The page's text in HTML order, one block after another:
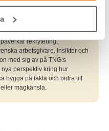
hon ett specialistteam inom
svenska och internationella
hur AI, digitalisering
rekrytering,
arbetsgivare. Insikter och
med sig av på TNG:s
perspektiv kring hur
bygga på fakta och bidra till
magkänsla.